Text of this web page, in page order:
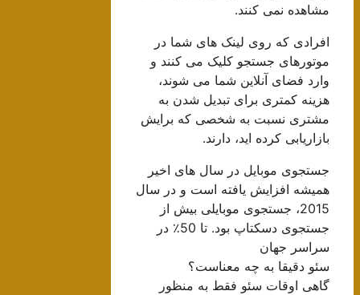
مشاهده نمی کنند.
افرادی که روی لینک های شما در
موتورهای جستجو کلیک می کنند و
وارد فضای آنلاین شما می شوند،
هزینه کمتری برای تبدیل شدن به
مشتری نسبت به شخصی که برایش
بازاریابی کرده اید، دارند.
جستجوی موبایل در سال های اخیر
همیشه افزایش یافته است و در سال
2015، جستجوی موبایلی بیش از
جستجوی دسکتاپ بود. تا 50٪ در
سراسر جهان
سئو دقیقا به چه معناست؟
گاهی اوقات سئو فقط به منظور